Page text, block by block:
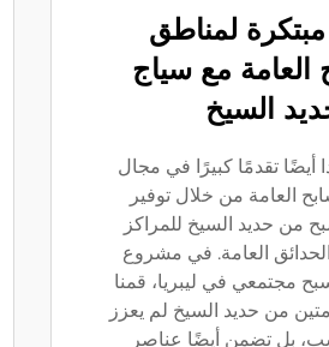
لمناطق
العامة مع سياج
السيخ
تقدمًا كبيرًا في مجال
العامة من خلال توفير
من حديد السيخ للمراكز
العامة. في مشروع
مجتمعي في ليبريا، قمنا
من حديد السيخ لم يعزز
بل تضمن أيضًا عناصر